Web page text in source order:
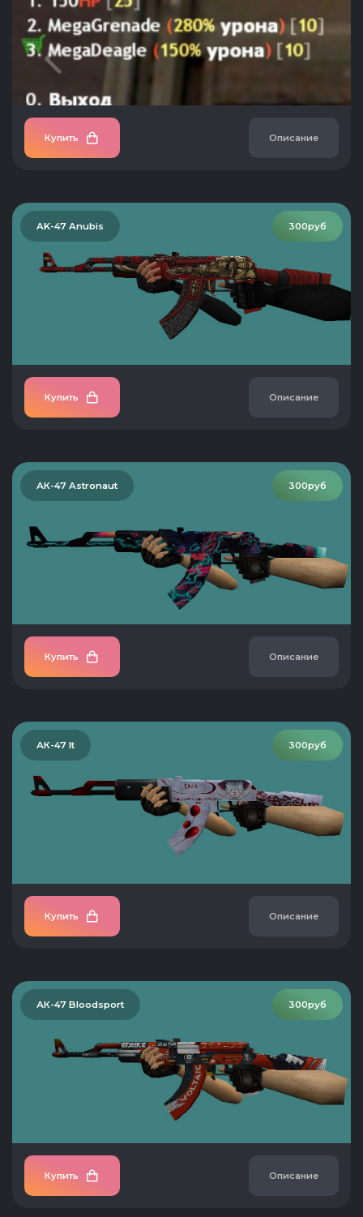
Купить Описание
300руб
AK-47 Anubis
Купить Описание
300руб
АК-47 Astronaut
Купить Описание
300руб
АК-47 It
Купить Описание
300руб
АК-47 Bloodsport
Купить Описание